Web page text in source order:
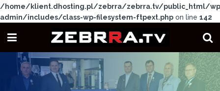
/home/klient.dhosting.pl/zebrra/zebrra.tv/public_html/
admin/includes/class-wp-filesystem-ftpext.php on line 142